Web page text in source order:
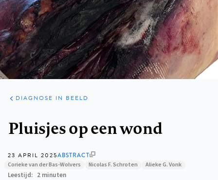
ARTIKELEN
PRAKTIJK
DIAGNOSE IN BEELD
Pluisjes op een wond
23 APRIL 2025ABSTRACT
Corieke van der Bas-Wolvers Nicolas F. Schroten Alieke G. Vonk
Leestijd 2 minuten